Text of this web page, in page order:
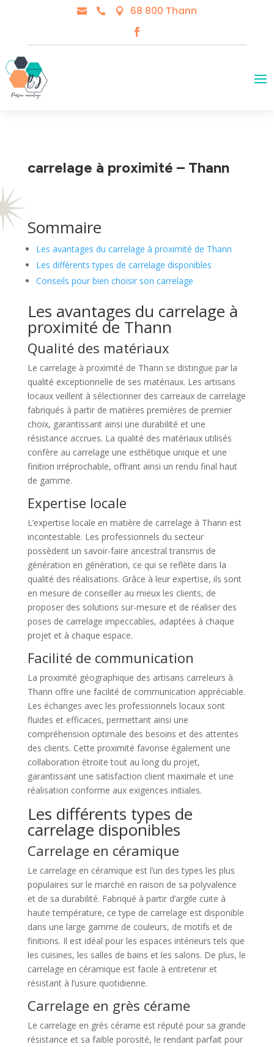
   68 800 Thann
carrelage à proximité – Thann
Sommaire
Les avantages du carrelage à proximité de Thann
Les différents types de carrelage disponibles
Conseils pour bien choisir son carrelage
Les avantages du carrelage à
proximité de Thann
Qualité des matériaux
Le carrelage à proximité de Thann se distingue par la
qualité exceptionnelle de ses matériaux. Les artisans
locaux veillent à sélectionner des carreaux de carrelage
fabriqués à partir de matières premières de premier
choix, garantissant ainsi une durabilité et une
résistance accrues. La qualité des matériaux utilisés
confère au carrelage une esthétique unique et une
finition irréprochable, offrant ainsi un rendu final haut
de gamme.
Expertise locale
L’expertise locale en matière de carrelage à Thann est
incontestable. Les professionnels du secteur
possèdent un savoir-faire ancestral transmis de
génération en génération, ce qui se reflète dans la
qualité des réalisations. Grâce à leur expertise, ils sont
en mesure de conseiller au mieux les clients, de
proposer des solutions sur-mesure et de réaliser des
poses de carrelage impeccables, adaptées à chaque
projet et à chaque espace.
Facilité de communication
La proximité géographique des artisans carreleurs à
Thann offre une facilité de communication appréciable.
Les échanges avec les professionnels locaux sont
fluides et efficaces, permettant ainsi une
compréhension optimale des besoins et des attentes
des clients. Cette proximité favorise également une
collaboration étroite tout au long du projet,
garantissant une satisfaction client maximale et une
réalisation conforme aux exigences initiales.
Les différents types de
carrelage disponibles
Carrelage en céramique
Le carrelage en céramique est l’un des types les plus
populaires sur le marché en raison de sa polyvalence
et de sa durabilité. Fabriqué à partir d’argile cuite à
haute température, ce type de carrelage est disponible
dans une large gamme de couleurs, de motifs et de
finitions. Il est idéal pour les espaces intérieurs tels que
les cuisines, les salles de bains et les salons. De plus, le
carrelage en céramique est facile à entretenir et
résistant à l’usure quotidienne.
Carrelage en grès cérame
Le carrelage en grès cérame est réputé pour sa grande
résistance et sa faible porosité, le rendant parfait pour